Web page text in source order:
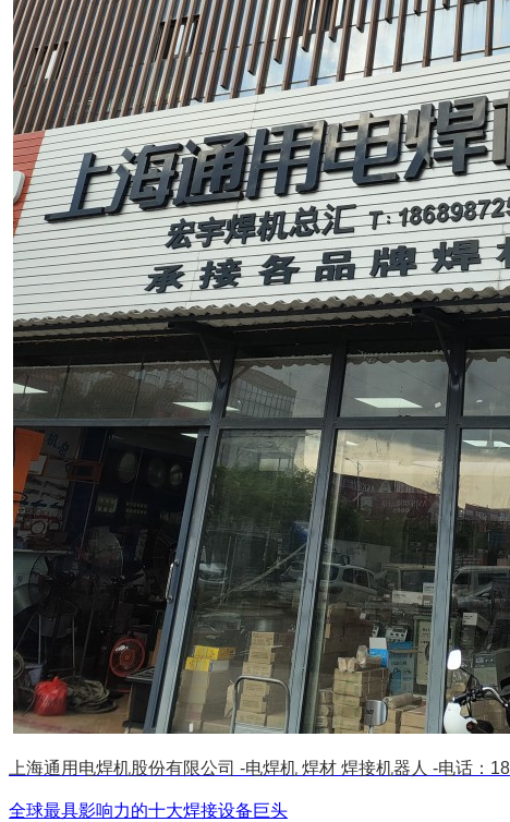
上海通用电焊机股份有限公司 -电焊机 焊材 焊接机器人 -电话：
全球最具影响力的十大焊接设备巨头